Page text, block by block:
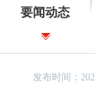
要闻动态
发布时间：